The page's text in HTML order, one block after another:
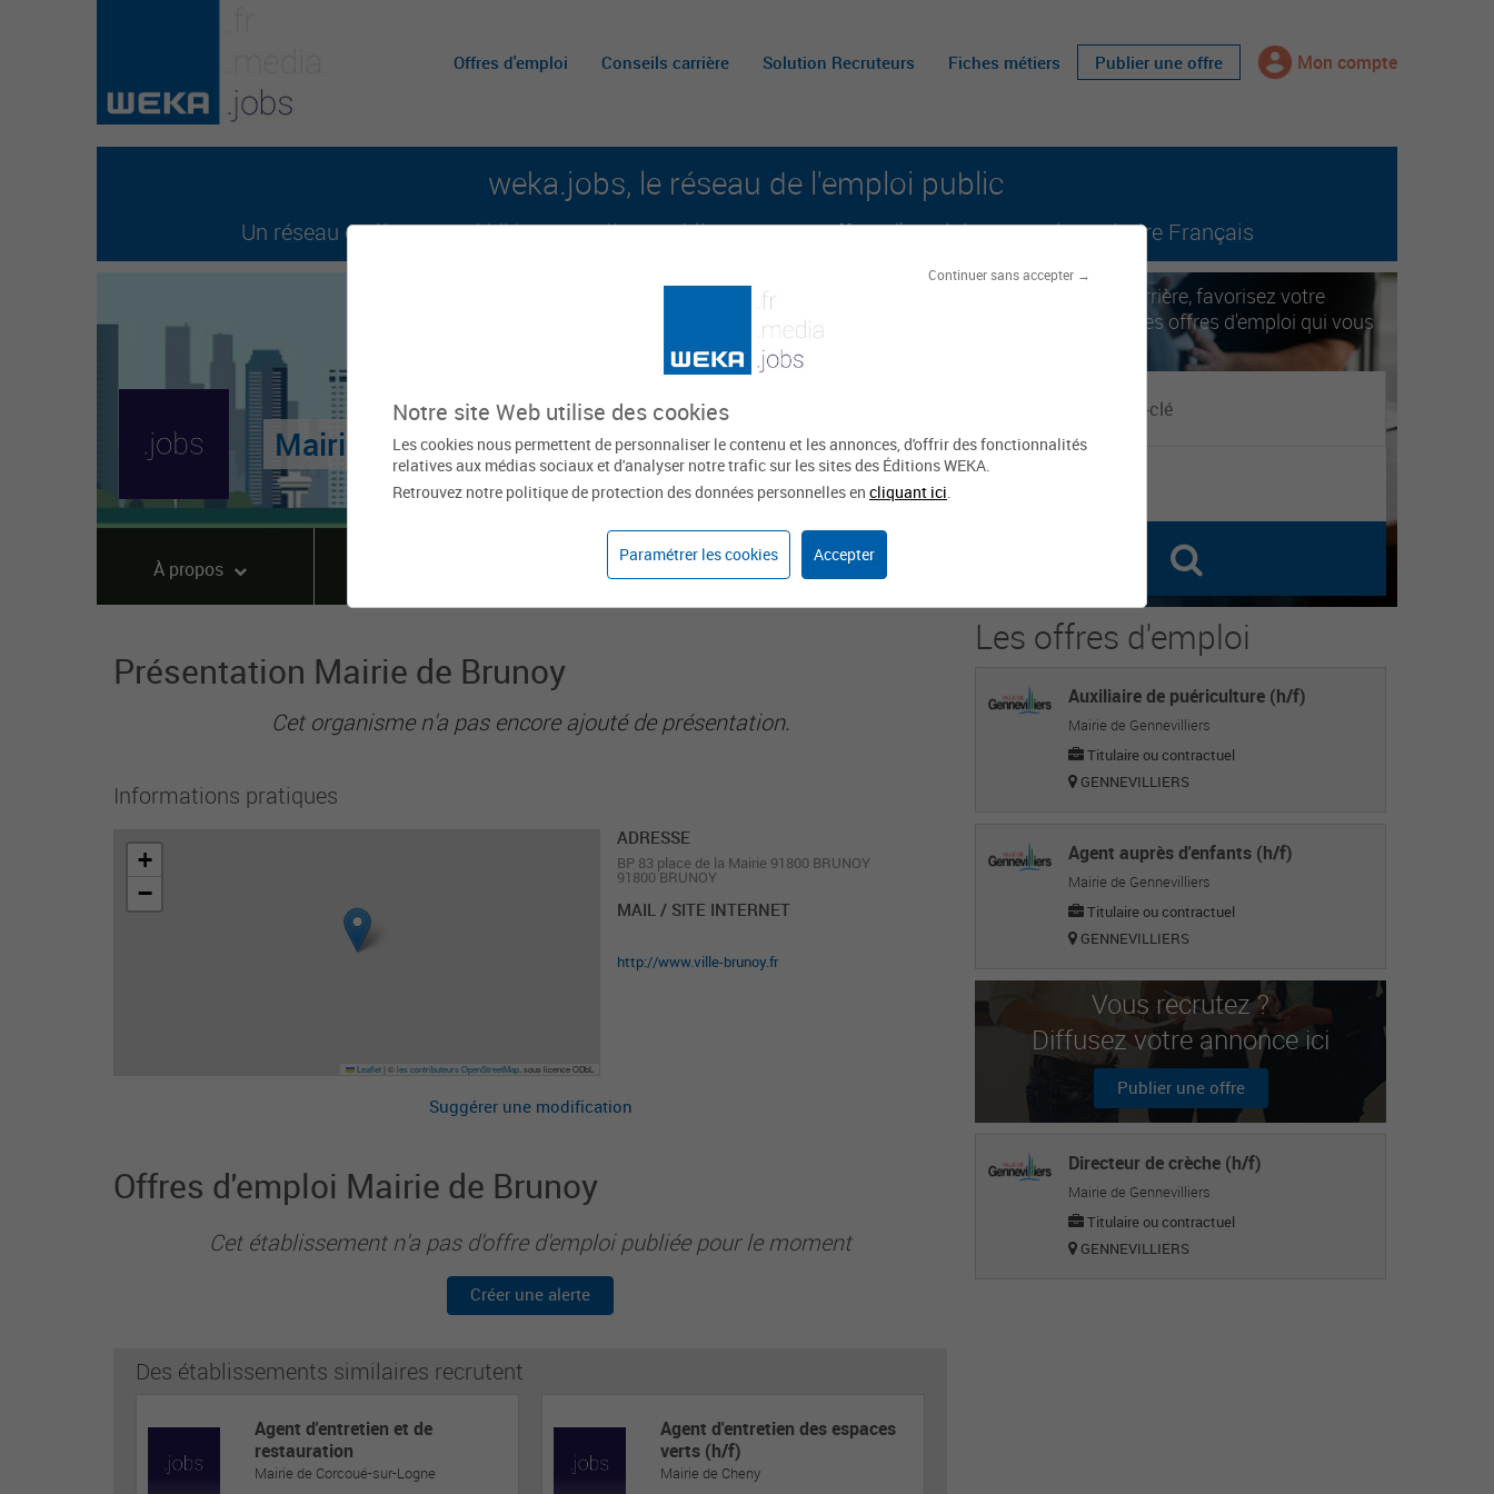
Continuer sans accepter →
Notre site Web utilise des cookies
Les cookies nous permettent de personnaliser le contenu et les annonces, d'offrir des fonctionnalités
relatives aux médias sociaux et d'analyser notre trafic sur les sites des Éditions WEKA.
Retrouvez notre politique de protection des données personnelles en cliquant ici
Paramétrer les cookies Accepter
Offres d'emploi Conseils carrière Solution Recruteurs Fiches métiers Publier une offre Mon compte
weka.jobs, le réseau de l'emploi public
Un réseau entièrement dédié aux carrières publiques et aux offres d'emploi sur tout le territoire Français
Mairie de Brunoy
À propos 4
Agents sur weka.jobs
Présentation Mairie de Brunoy
Cet organisme n'a pas encore ajouté de présentation.
Informations pratiques
+
−
Leaflet ©les contributeurs OpenStreetMap, sous licence ODbL
ADRESSE
BP 83 place de la Mairie 91800 BRUNOY
91800 BRUNOY
MAIL / SITE INTERNET
http://www.ville-brunoy.fr
Suggérer une modification
Offres d'emploi Mairie de Brunoy
Cet établissement n'a pas d'offre d'emploi publiée pour le moment
Créer une alerte
Des établissements similaires recrutent
Agent d'entretien et de
restauration
Mairie de Corcoué-sur-Logne
Agent d'entretien des espaces
verts (h/f)
Mairie de Cheny
Accélérez votre carrière, favorisez votre
mobilité. Trouvez les offres d'emploi qui vous
Les offres d'emploi
Auxiliaire de puériculture (h/f)
Mairie de Gennevilliers
Titulaire ou contractuel
GENNEVILLIERS
Agent auprès d'enfants (h/f)
Mairie de Gennevilliers
Titulaire ou contractuel
GENNEVILLIERS
Vous recrutez ?
Diffusez votre annonce ici
Publier une offre
Directeur de crèche (h/f)
Mairie de Gennevilliers
Titulaire ou contractuel
GENNEVILLIERS